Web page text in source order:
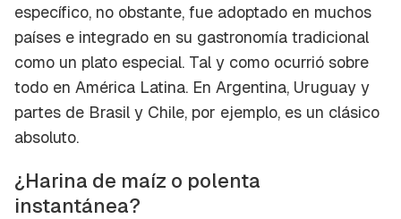
específico, no obstante, fue adoptado en muchos
países e integrado en su gastronomía tradicional
como un plato especial. Tal y como ocurrió sobre
todo en América Latina. En Argentina, Uruguay y
partes de Brasil y Chile, por ejemplo, es un clásico
absoluto.
¿Harina de maíz o polenta
instantánea?